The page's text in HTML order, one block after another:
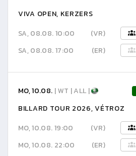
VIVA OPEN, KERZERS
SA, 08.08. 10:00
(VR)
SA, 08.08. 17:00
(ER)
MO, 10.08. | WT | ALL |
BILLARD TOUR 2026, VÉTROZ
MO, 10.08. 19:00
(VR)
MO, 10.08. 22:00
(ER)